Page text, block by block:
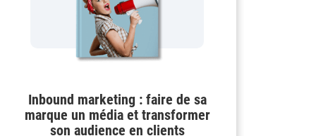
Inbound marketing : faire de sa
marque un média et transformer
son audience en clients